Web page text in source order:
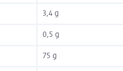
3,4 g
0,5 g
75 g